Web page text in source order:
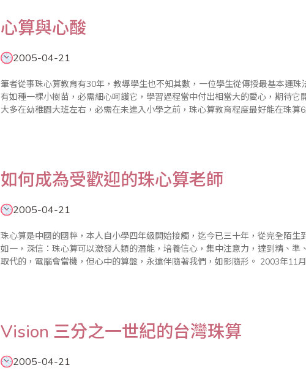
心算與心酸
2005-04-21
筆者從事珠心算教育有30年，教導學生也不知其數，一位學生從傳授最基本運珠
有如種一棵小樹苗，必需細心呵護它，學習過程當中付出相當大的愛心，期待它
大多在幼稚園大班左右，必需在未進入小學之前，珠心算教育程度最好能在珠算
如何成為受歡迎的珠心算老師
2005-04-21
珠心算是中國的國粹，本人自小學四年級開始接觸，迄今已三十年，從完全陌生
如一，深信：珠心算可以激發人類的潛能，培養信心，集中注意力，達到精、準
取代的，電腦會當機，但心中的算盤，永遠伴隨著我們，如影隨形。 2003年11月30日於聯合報報導中斗大
Vision 三分之一世紀的台灣珠算
2005-04-21